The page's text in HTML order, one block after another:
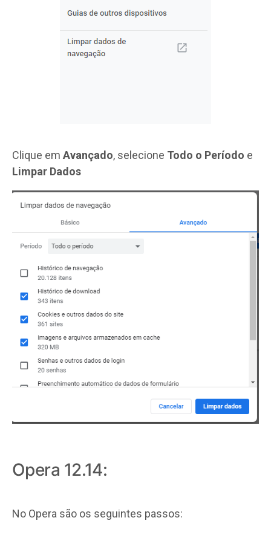
Clique em Avançado, selecione Todo o Período e
Limpar Dados
Opera 12.14:
No Opera são os seguintes passos: